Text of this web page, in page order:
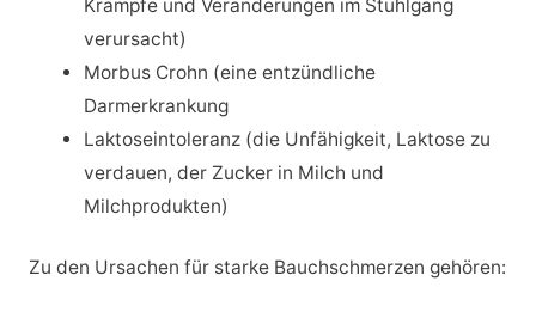
Krämpfe und Veränderungen im Stuhlgang
verursacht)
Morbus Crohn (eine entzündliche
Darmerkrankung
Laktoseintoleranz (die Unfähigkeit, Laktose zu
verdauen, der Zucker in Milch und
Milchprodukten)
Zu den Ursachen für starke Bauchschmerzen gehören: